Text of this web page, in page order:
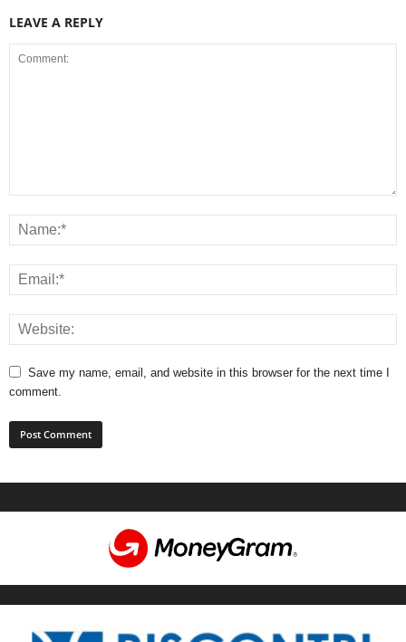
LEAVE A REPLY
Save my name, email, and website in this browser for the next time I
comment.